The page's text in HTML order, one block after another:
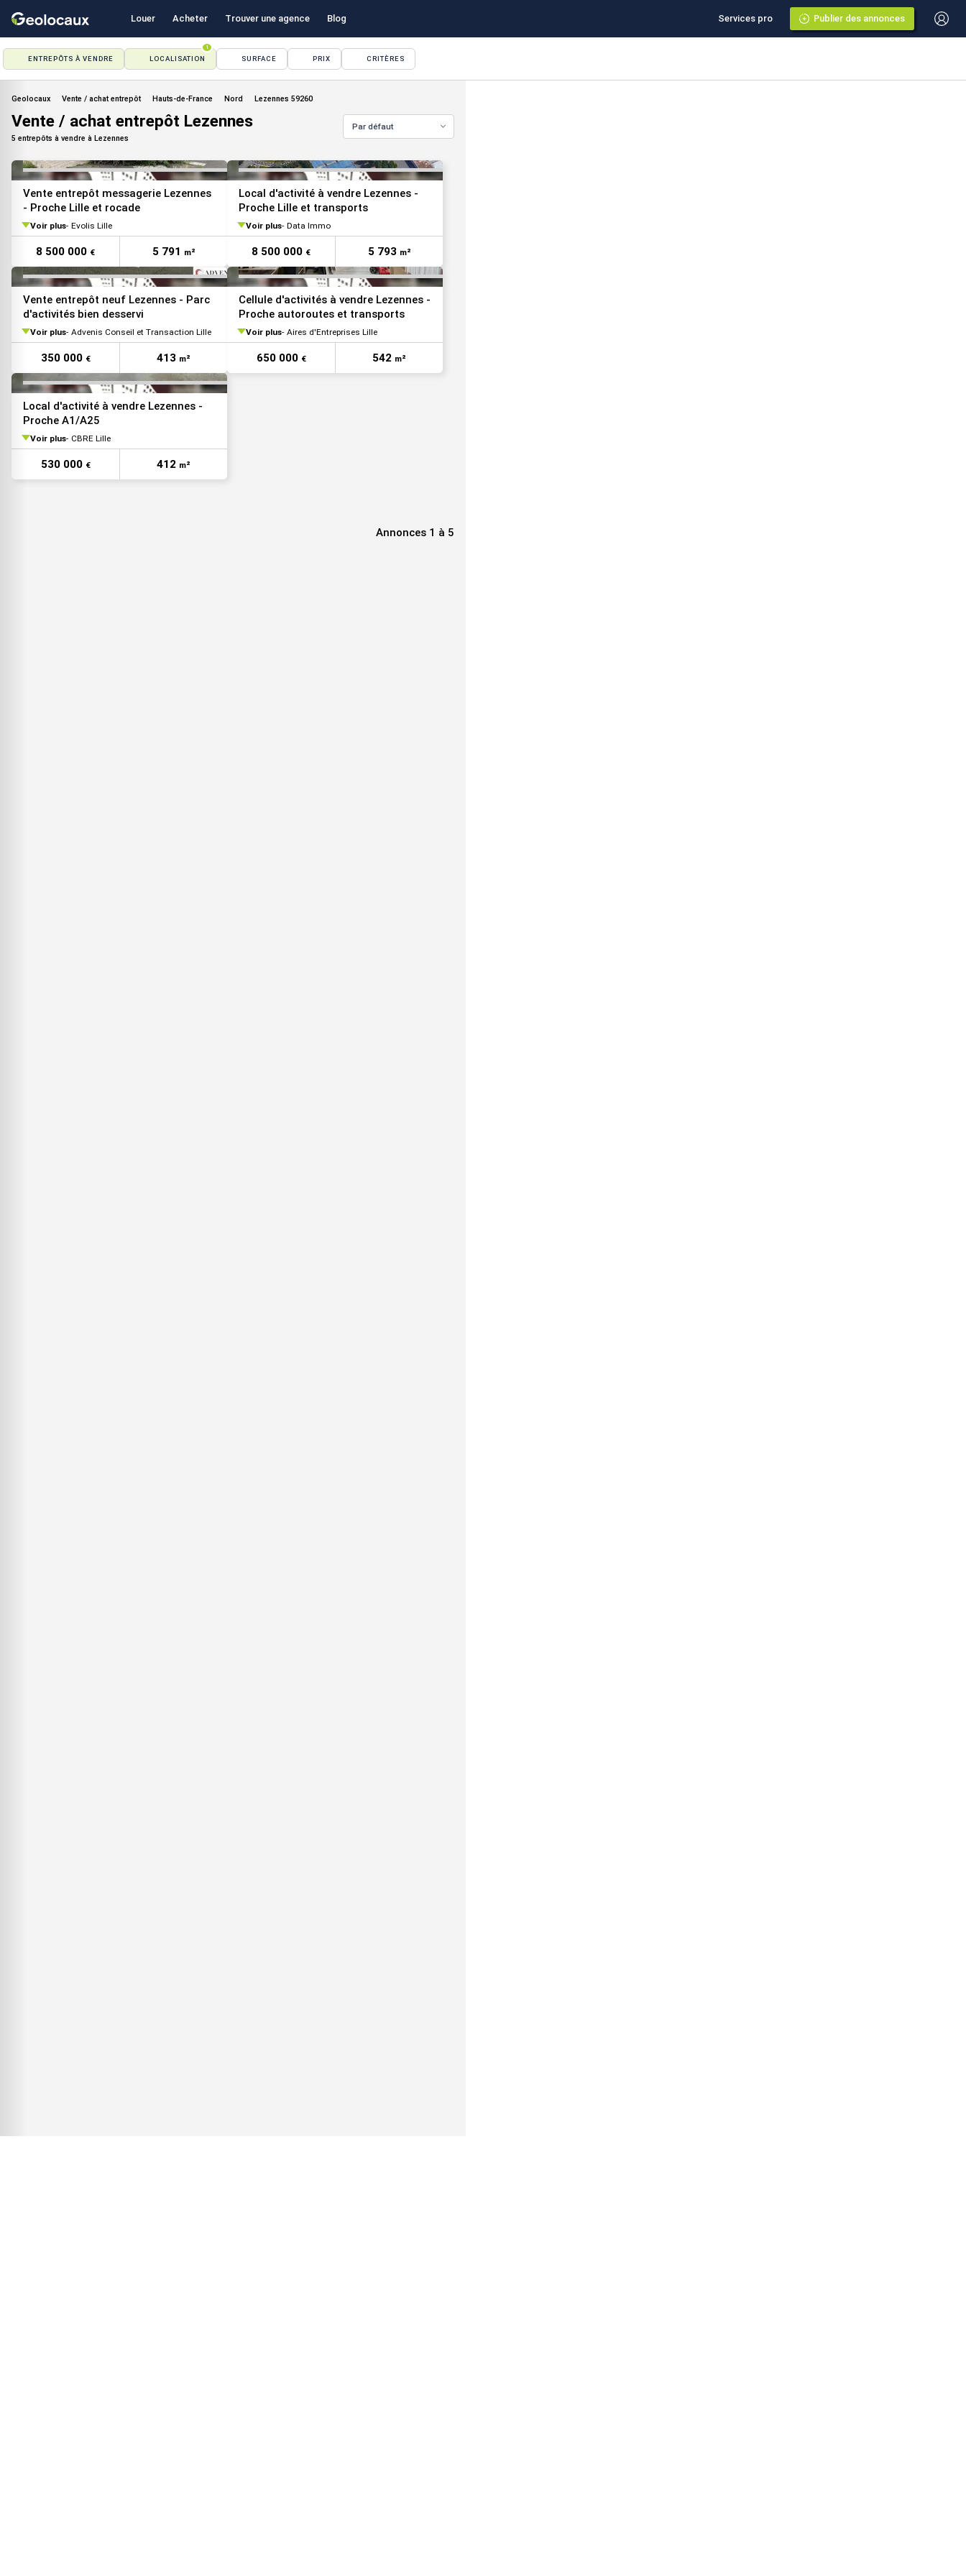
Louer Acheter Trouver une agence Blog Services pro Publier des annonces
ENTREPÔTS À VENDRE LOCALISATION
1
SURFACE PRIX CRITÈRES
Geolocaux Vente / achat entrepôt Hauts-de-France Nord Lezennes 59260
Vente / achat entrepôt Lezennes
5 entrepôts à vendre à Lezennes
Par défaut
VOIR TOUTES LES PHOTOS
Vente entrepôt messagerie Lezennes
- Proche Lille et rocade
Voir plus Evolis Lille
8 500 000 € 5 791 m²
VOIR TOUTES LES PHOTOS
Local d'activité à vendre Lezennes -
Proche Lille et transports
Voir plus Data Immo
8 500 000 € 5 793 m²
VOIR TOUTES LES PHOTOS
Vente entrepôt neuf Lezennes - Parc
d'activités bien desservi
Voir plus Advenis Conseil et Transaction Lille
350 000 € 413 m²
VOIR TOUTES LES PHOTOS
Cellule d'activités à vendre Lezennes -
Proche autoroutes et transports
Voir plus Aires d'Entreprises Lille
650 000 € 542 m²
VOIR TOUTES LES PHOTOS
Local d'activité à vendre Lezennes -
Proche A1/A25
Voir plus CBRE Lille
530 000 € 412 m²
Annonces 1 à 5